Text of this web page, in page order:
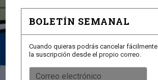
BOLETÍN SEMANAL
Cuando quieras podrás cancelar fácilmente
la suscripción desde el propio correo.